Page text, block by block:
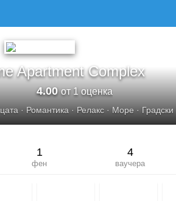
Apartment Complex
4.00от 1 оценка
· Романтика · Релакс · Море · Градски
1
фен
4
ваучера